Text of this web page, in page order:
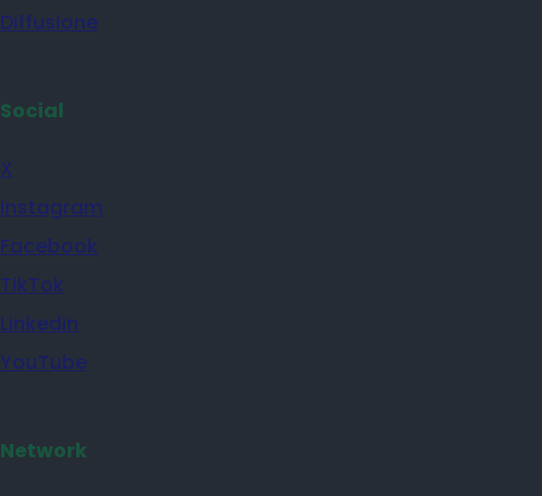
Diffusione
Social
X
Instagram
Facebook
TikTok
Linkedin
YouTube
Network